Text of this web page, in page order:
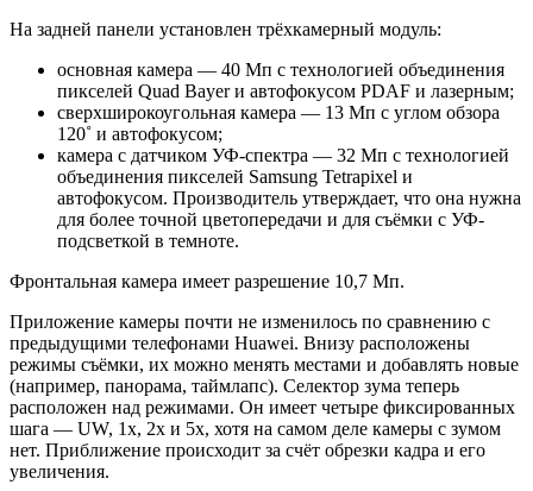
На задней панели установлен трёхкамерный модуль:
основная камера — 40 Мп с технологией объединения
пикселей Quad Bayer и автофокусом PDAF и лазерным;
сверхширокоугольная камера — 13 Мп с углом обзора
120˚ и автофокусом;
камера с датчиком УФ-спектра — 32 Мп с технологией
объединения пикселей Samsung Tetrapixel и
автофокусом. Производитель утверждает, что она нужна
для более точной цветопередачи и для съёмки с УФ-
подсветкой в темноте.
Фронтальная камера имеет разрешение 10,7 Мп.
Приложение камеры почти не изменилось по сравнению с
предыдущими телефонами Huawei. Внизу расположены
режимы съёмки, их можно менять местами и добавлять новые
(например, панорама, таймлапс). Селектор зума теперь
расположен над режимами. Он имеет четыре фиксированных
шага — UW, 1x, 2x и 5x, хотя на самом деле камеры с зумом
нет. Приближение происходит за счёт обрезки кадра и его
увеличения.